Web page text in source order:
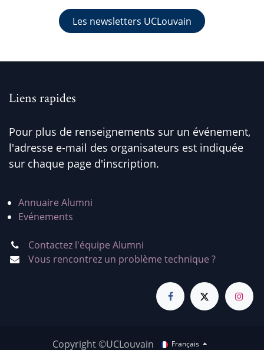
Les newsletters UCLouvain
Liens rapides
Pour plus de renseignements sur un événement,
l'adresse e-mail des organisateurs est indiquée
sur chaque page d'inscription.
Annuaire Alumni
Evénements
Contactez l'équipe Alumni
Vous rencontrez un problème technique ?
Copyright ©UCLouvain Français